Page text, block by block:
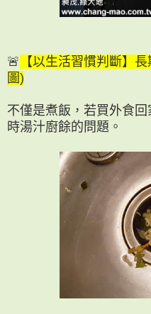
🚨 【以生活習慣判斷】
圖)
不僅是煮飯，若買外食
時湯汁廚餘的問題。